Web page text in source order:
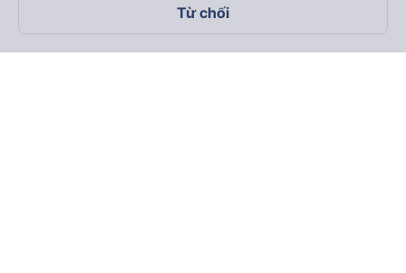
Theo dõi chúng tôi trên
Từ chối